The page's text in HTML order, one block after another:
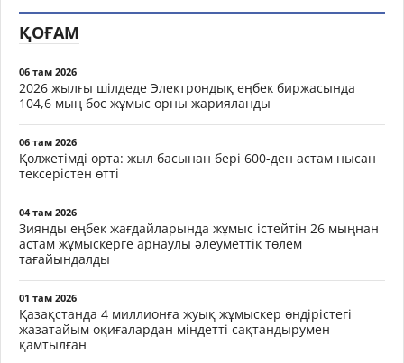
ҚОҒАМ
06 там 2026
2026 жылғы шілдеде Электрондық еңбек биржасында
104,6 мың бос жұмыс орны жарияланды
06 там 2026
Қолжетімді орта: жыл басынан бері 600-ден астам нысан
тексерістен өтті
04 там 2026
Зиянды еңбек жағдайларында жұмыс істейтін 26 мыңнан
астам жұмыскерге арнаулы әлеуметтік төлем
тағайындалды
01 там 2026
Қазақстанда 4 миллионға жуық жұмыскер өндірістегі
жазатайым оқиғалардан міндетті сақтандырумен
қамтылған